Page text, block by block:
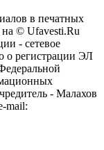
в печатных
© Ufavesti.Ru
- сетевое
о регистрации ЭЛ
- Малахов
mail: